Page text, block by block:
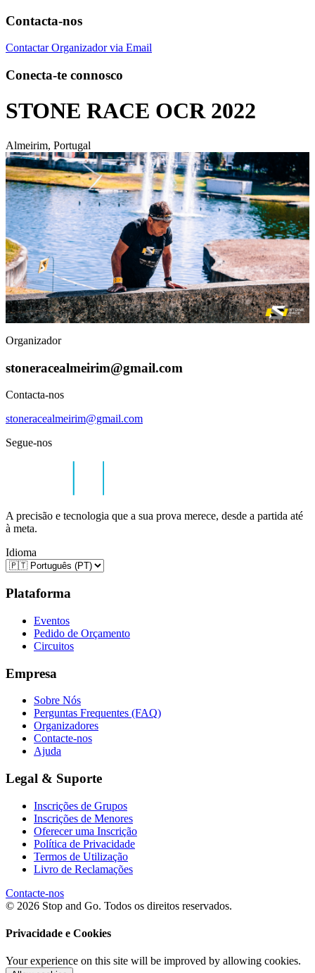
Contacta-nos
Contactar Organizador via Email
Conecta-te connosco
STONE RACE OCR 2022
Almeirim, Portugal
Organizador
stoneracealmeirim@gmail.com
Contacta-nos
stoneracealmeirim@gmail.com
Segue-nos
A precisão e tecnologia que a sua prova merece, desde a partida até
à meta.
Idioma
Plataforma
Eventos
Pedido de Orçamento
Circuitos
Empresa
Sobre Nós
Perguntas Frequentes (FAQ)
Organizadores
Contacte-nos
Ajuda
Legal & Suporte
Inscrições de Grupos
Inscrições de Menores
Oferecer uma Inscrição
Política de Privacidade
Termos de Utilização
Livro de Reclamações
Contacte-nos
© 2026 Stop and Go. Todos os direitos reservados.
Privacidade e Cookies
Your experience on this site will be improved by allowing cookies.